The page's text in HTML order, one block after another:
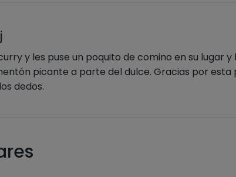
y les puse un poquito de comino en su lugar y
picante a parte del dulce. Gracias por esta
dedos.